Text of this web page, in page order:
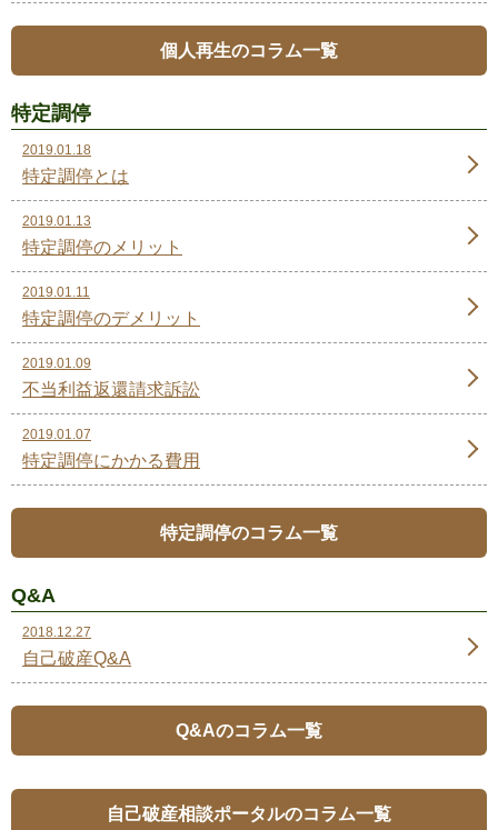
個人再生のコラム一覧
特定調停
2019.01.18
特定調停とは
2019.01.13
特定調停のメリット
2019.01.11
特定調停のデメリット
2019.01.09
不当利益返還請求訴訟
2019.01.07
特定調停にかかる費用
特定調停のコラム一覧
Q&A
2018.12.27
自己破産Q&A
Q&Aのコラム一覧
自己破産相談ポータルのコラム一覧